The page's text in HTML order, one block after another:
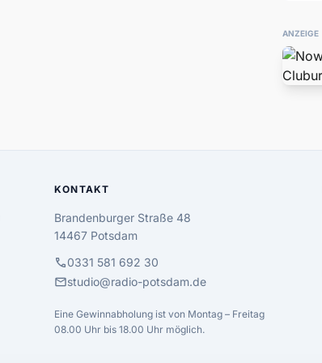
ANZEIGE
KONTAKT
Brandenburger Straße 48
14467 Potsdam
call0331 581 692 30
mailstudio@radio-potsdam.de
Eine Gewinnabholung ist von Montag – Freitag
08.00 Uhr bis 18.00 Uhr möglich.